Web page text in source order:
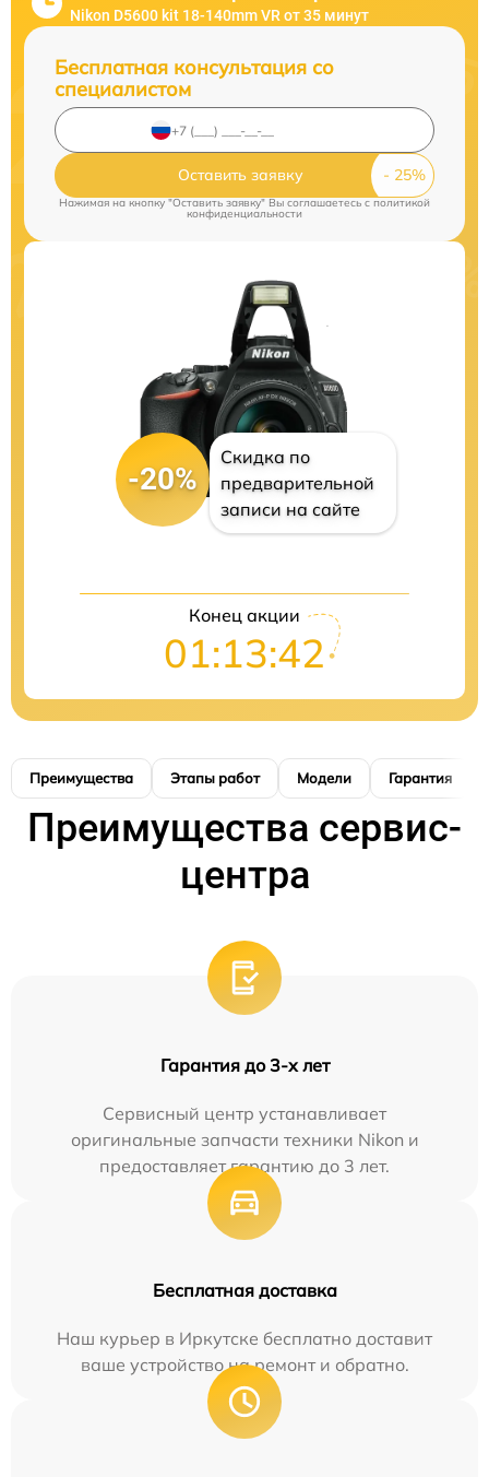
Nikon D5600 kit 18-140mm VR от 35 минут
Бесплатная консультация со
специалистом
Оставить заявку
Нажимая на кнопку "Оставить заявку" Вы соглашаетесь cполитикой
конфиденциальности
-20%
Скидка по
предварительной
записи на сайте
Конец акции
01:13:41
Преимущества Этапы работ Модели Гарантия
Преимущества сервис-
центра
Гарантия до 3-х лет
Сервисный центр устанавливает
оригинальные запчасти техники Nikon и
предоставляет гарантию до 3 лет.
Бесплатная доставка
Наш курьер в Иркутске бесплатно доставит
ваше устройство на ремонт и обратно.